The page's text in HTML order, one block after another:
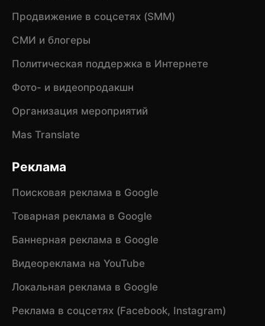
Продвижение в соцсетях (SMM)
СМИ и блогеры
Политическая поддержка в Интернете
Фото- и видеопродакшн
Организация мероприятий
Mas Translate
Реклама
Поисковая реклама в Google
Товарная реклама в Google
Баннерная реклама в Google
Видеореклама на YouTube
Локальная реклама в Google
Реклама в соцсетях (Facebook, Instagram)